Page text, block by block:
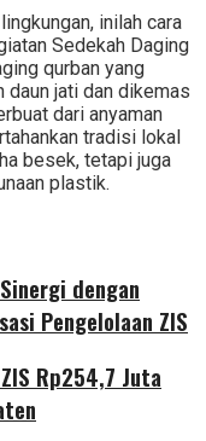
inilah cara
Sedekah Daging
qurban yang
daun jati dan dikemas
dari anyaman
tradisi lokal
besek, tetapi juga
plastik.
dengan
Pengelolaan ZIS
Rp254,7 Juta